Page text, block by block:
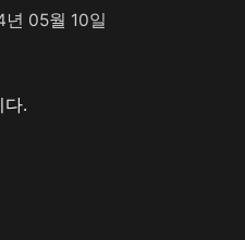
년 05월 10일
다.